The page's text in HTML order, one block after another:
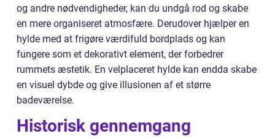
og andre nødvendigheder, kan du undgå rod og skabe
en mere organiseret atmosfære. Derudover hjælper en
hylde med at frigøre værdifuld bordplads og kan
fungere som et dekorativt element, der forbedrer
rummets æstetik. En velplaceret hylde kan endda skabe
en visuel dybde og give illusionen af et større
badeværelse.
Historisk gennemgang